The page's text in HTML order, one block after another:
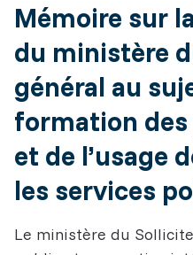
Mémoire sur
du ministère
général au
formation
et de l’usage
les services
Le ministère du